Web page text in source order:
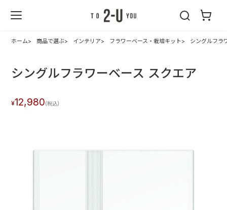
ホーム 商品で選ぶ インテリア フラワーベース・栽培キット シングルフラ
シングルフラワーベース スクエア
12,980